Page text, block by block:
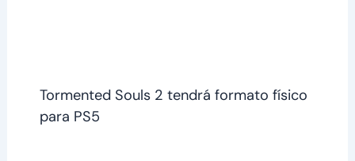
Tormented Souls 2 tendrá formato físico
para PS5